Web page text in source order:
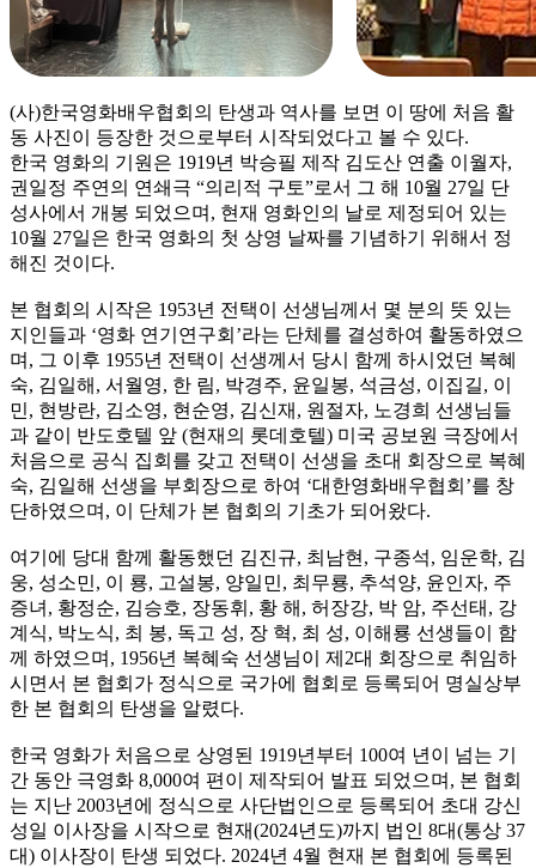
(사)한국영화배우협회의 탄생과 역사를 보면 이 땅에 처음 활
동 사진이 등장한 것으로부터 시작되었다고 볼 수 있다.
한국 영화의 기원은 1919년 박승필 제작 김도산 연출 이월자,
권일정 주연의 연쇄극 “의리적 구토”로서 그 해 10월 27일 단
성사에서 개봉 되었으며, 현재 영화인의 날로 제정되어 있는
10월 27일은 한국 영화의 첫 상영 날짜를 기념하기 위해서 정
해진 것이다.
본 협회의 시작은 1953년 전택이 선생님께서 몇 분의 뜻 있는
지인들과 ‘영화 연기연구회’라는 단체를 결성하여 활동하였으
며, 그 이후 1955년 전택이 선생께서 당시 함께 하시었던 복혜
숙, 김일해, 서월영, 한 림, 박경주, 윤일봉, 석금성, 이집길, 이
민, 현방란, 김소영, 현순영, 김신재, 원절자, 노경희 선생님들
과 같이 반도호텔 앞 (현재의 롯데호텔) 미국 공보원 극장에서
처음으로 공식 집회를 갖고 전택이 선생을 초대 회장으로 복혜
숙, 김일해 선생을 부회장으로 하여 ‘대한영화배우협회’를 창
단하였으며, 이 단체가 본 협회의 기초가 되어왔다.
여기에 당대 함께 활동했던 김진규, 최남현, 구종석, 임운학, 김
웅, 성소민, 이 룡, 고설봉, 양일민, 최무룡, 추석양, 윤인자, 주
증녀, 황정순, 김승호, 장동휘, 황 해, 허장강, 박 암, 주선태, 강
계식, 박노식, 최 봉, 독고 성, 장 혁, 최 성, 이해룡 선생들이 함
께 하였으며, 1956년 복혜숙 선생님이 제2대 회장으로 취임하
시면서 본 협회가 정식으로 국가에 협회로 등록되어 명실상부
한 본 협회의 탄생을 알렸다.
한국 영화가 처음으로 상영된 1919년부터 100여 년이 넘는 기
간 동안 극영화 8,000여 편이 제작되어 발표 되었으며, 본 협회
는 지난 2003년에 정식으로 사단법인으로 등록되어 초대 강신
성일 이사장을 시작으로 현재(2024년도)까지 법인 8대(통상 37
대) 이사장이 탄생 되었다. 2024년 4월 현재 본 협회에 등록된